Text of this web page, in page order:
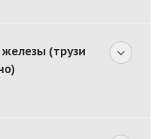
(трузи